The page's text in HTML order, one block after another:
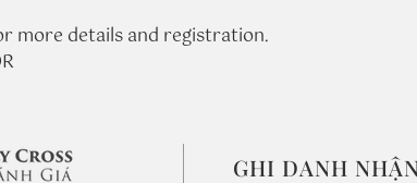
more details and registration.
GHI DANH